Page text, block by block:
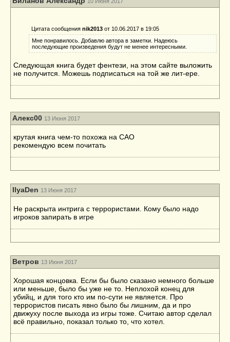
Цитата сообщения nik2013 от 10.06.2017 в 19:05
Мне понравилось. Добавлю автора в заметки. Надеюсь
последующие произведения будут не менее интересными.
Следующая книга будет фентези, на этом сайте выложить
не получится. Можешь подписаться на той же лит-ере.
Алекс00 13 Июня 2017
крутая книга чем-то похожа на САО
рекомендую всем почитать
IlyaDen 13 Июня 2017
Не раскрыта интрига с террористами. Кому было надо
игроков запирать в игре
Ветров 13 Июня 2017
Хорошая концовка. Если бы было сказано немного больше
или меньше, было бы уже не то. Неплохой конец для
убийц, и для того кто им по-сути не является. Про
террористов писать явно было бы лишним, да и про
движуху после выхода из игры тоже. Считаю автор сделал
всё правильно, показал только то, что хотел.